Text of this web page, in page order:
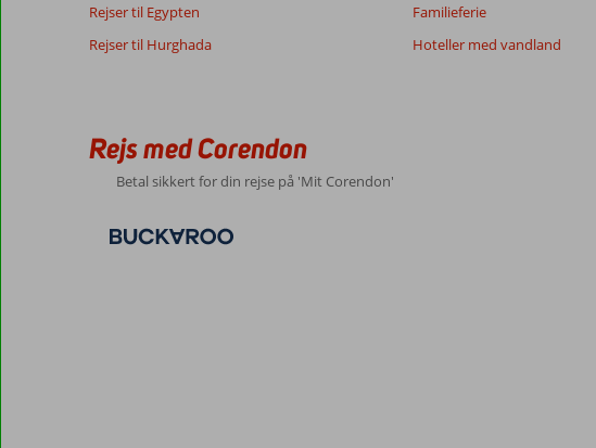
10
Belgie
Familie med store børn
Om
by,
der
er
lukket,
Generelt indtryk
Maden 10
Værelserne
10
Børnevenlig
10
Rejser til Egypten
Rejser til Hurghada
Familieferie
Hoteller med vandland
Rejs med Corendon
Betal sikkert for din rejse på 'Mit Corendon'